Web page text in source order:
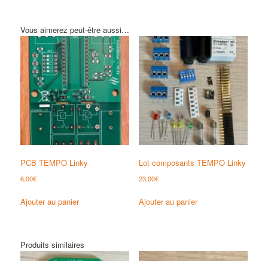
Vous aimerez peut-être aussi…
PCB TEMPO Linky
6,00€
Ajouter au panier
Lot composants TEMPO Linky
23,00€
Ajouter au panier
Produits similaires